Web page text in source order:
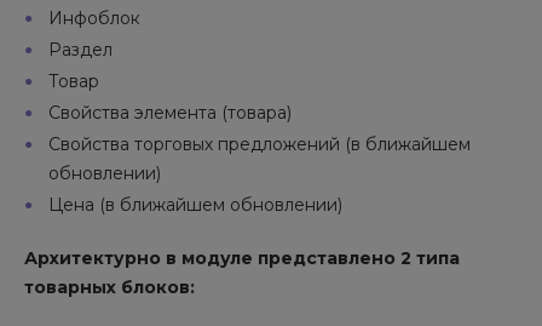
Инфоблок
Раздел
Товар
Свойства элемента (товара)
Свойства торговых предложений (в ближайшем
обновлении)
Цена (в ближайшем обновлении)
Архитектурно в модуле представлено 2 типа
товарных блоков: